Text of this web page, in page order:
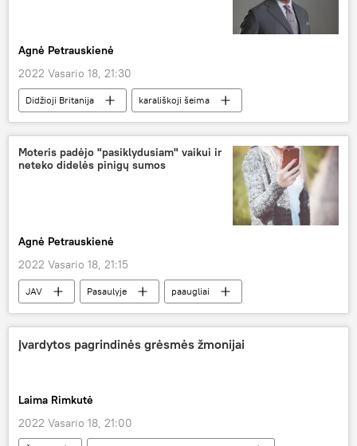
Agnė Petrauskienė
2022 Vasario 18, 21:30
Didžioji Britanija
karališkoji šeima
Pasaulyje
Karališkosios naujienos
Velso princas Čarlzas
Moteris padėjo "pasiklydusiam" vaikui ir
neteko didelės pinigų sumos
Agnė Petrauskienė
2022 Vasario 18, 21:15
JAV Pasaulyje
paaugliai
sukčiavimas
sukčius
Įvardytos pagrindinės grėsmės žmonijai
Laima Rimkutė
2022 Vasario 18, 21:00